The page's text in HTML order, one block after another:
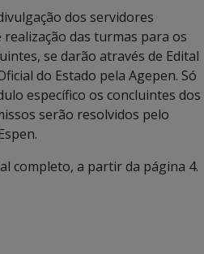
dos servidores
das turmas para os
se darão através de Edital
do Estado pela Agepen. Só
específico os concluintes dos
serão resolvidos pelo
completo, a partir da página 4.